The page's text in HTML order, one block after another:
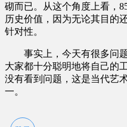
砌而已。从这个角度上看，
历史价值，因为无论其目的
针对性。
事实上，今天有很多问题
大家都十分聪明地将自己的
没有看到问题，这是当代艺
一。